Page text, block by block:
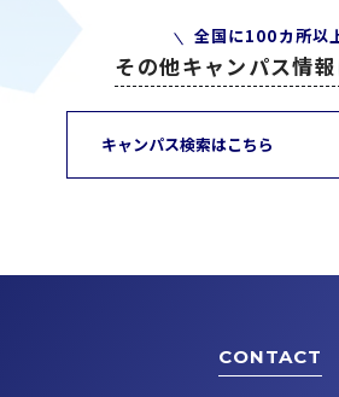
全国に100カ所以
その他キャンパス情
キャンパス検索はこちら
CONTACT